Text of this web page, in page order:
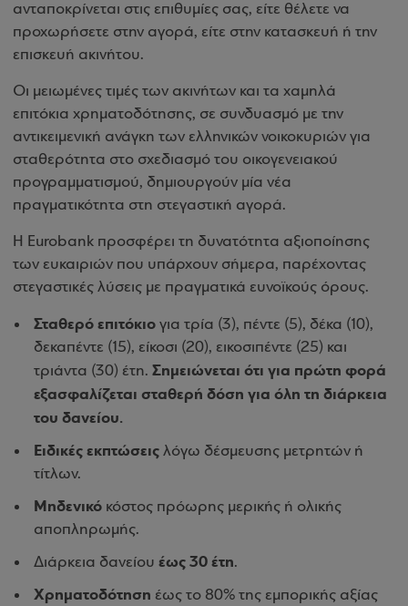
ανταποκρίνεται στις επιθυμίες σας, είτε θέλετε να
προχωρήσετε στην αγορά, είτε στην κατασκευή ή την
επισκευή ακινήτου.
Οι μειωμένες τιμές των ακινήτων και τα χαμηλά
επιτόκια χρηματοδότησης, σε συνδυασμό με την
αντικειμενική ανάγκη των ελληνικών νοικοκυριών για
σταθερότητα στο σχεδιασμό του οικογενειακού
προγραμματισμού, δημιουργούν μία νέα
πραγματικότητα στη στεγαστική αγορά.
Η Eurobank προσφέρει τη δυνατότητα αξιοποίησης
των ευκαιριών που υπάρχουν σήμερα, παρέχοντας
στεγαστικές λύσεις με πραγματικά ευνοϊκούς όρους.
Σταθερό επιτόκιο για τρία (3), πέντε (5), δέκα (10),
δεκαπέντε (15), είκοσι (20), εικοσιπέντε (25) και
τριάντα (30) έτη. Σημειώνεται ότι για πρώτη φορά
εξασφαλίζεται σταθερή δόση για όλη τη διάρκεια
του δανείου.
Ειδικές εκπτώσεις λόγω δέσμευσης μετρητών ή
τίτλων.
Μηδενικό κόστος πρόωρης μερικής ή ολικής
αποπληρωμής.
Διάρκεια δανείου έως 30 έτη.
Χρηματοδότηση έως το 80% της εμπορικής αξίας